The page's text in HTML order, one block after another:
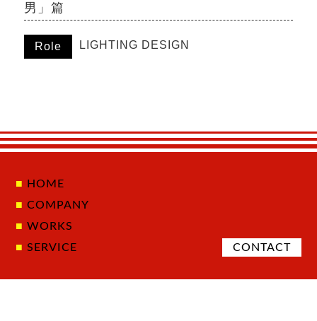
男」篇
Role LIGHTING DESIGN
HOME
COMPANY
WORKS
SERVICE
CONTACT